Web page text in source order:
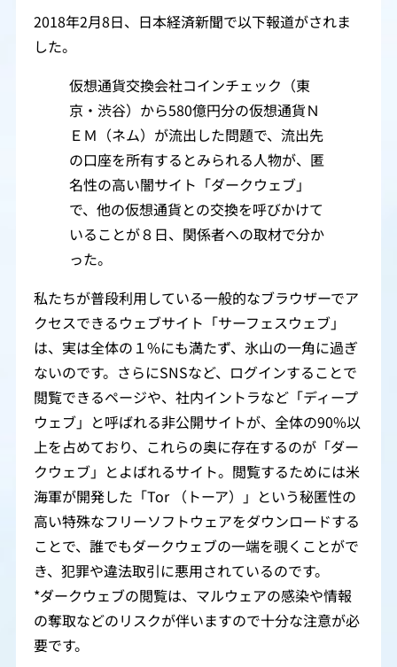
2018年2月8日、日本経済新聞で以下報道がされま
した。
仮想通貨交換会社コインチェック（東
京・渋谷）から580億円分の仮想通貨Ｎ
ＥＭ（ネム）が流出した問題で、流出先
の口座を所有するとみられる人物が、匿
名性の高い闇サイト「ダークウェブ」
で、他の仮想通貨との交換を呼びかけて
いることが８日、関係者への取材で分か
った。
私たちが普段利用している一般的なブラウザーでア
クセスできるウェブサイト「サーフェスウェブ」
は、実は全体の１%にも満たず、氷山の一角に過ぎ
ないのです。さらにSNSなど、ログインすることで
閲覧できるページや、社内イントラなど「ディープ
ウェブ」と呼ばれる非公開サイトが、全体の90%以
上を占めており、これらの奥に存在するのが「ダー
クウェブ」とよばれるサイト。閲覧するためには米
海軍が開発した「Tor （トーア）」という秘匿性の
高い特殊なフリーソフトウェアをダウンロードする
ことで、誰でもダークウェブの一端を覗くことがで
き、犯罪や違法取引に悪用されているのです。
*ダークウェブの閲覧は、マルウェアの感染や情報
の奪取などのリスクが伴いますので十分な注意が必
要です。